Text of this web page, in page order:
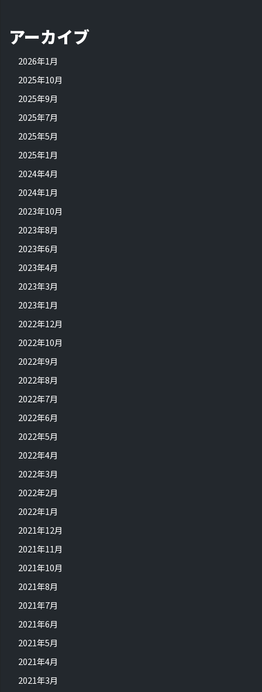
アーカイブ
2026年1月
2025年10月
2025年9月
2025年7月
2025年5月
2025年1月
2024年4月
2024年1月
2023年10月
2023年8月
2023年6月
2023年4月
2023年3月
2023年1月
2022年12月
2022年10月
2022年9月
2022年8月
2022年7月
2022年6月
2022年5月
2022年4月
2022年3月
2022年2月
2022年1月
2021年12月
2021年11月
2021年10月
2021年8月
2021年7月
2021年6月
2021年5月
2021年4月
2021年3月